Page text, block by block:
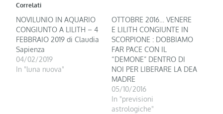
Correlati
NOVILUNIO IN AQUARIO
CONGIUNTO A LILITH – 4
FEBBRAIO 2019 di Claudia
Sapienza
04/02/2019
In "luna nuova"
OTTOBRE 2016… VENERE
E LILITH CONGIUNTE IN
SCORPIONE : DOBBIAMO
FAR PACE CON IL
“DEMONE” DENTRO DI
NOI PER LIBERARE LA DEA
MADRE
05/10/2016
In "previsioni
astrologiche"